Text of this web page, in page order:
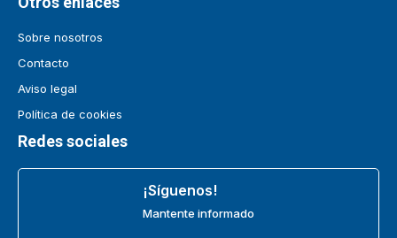
Sobre nosotros
Contacto
Aviso legal
Política de cookies
Redes sociales
¡Síguenos!
Mantente informado